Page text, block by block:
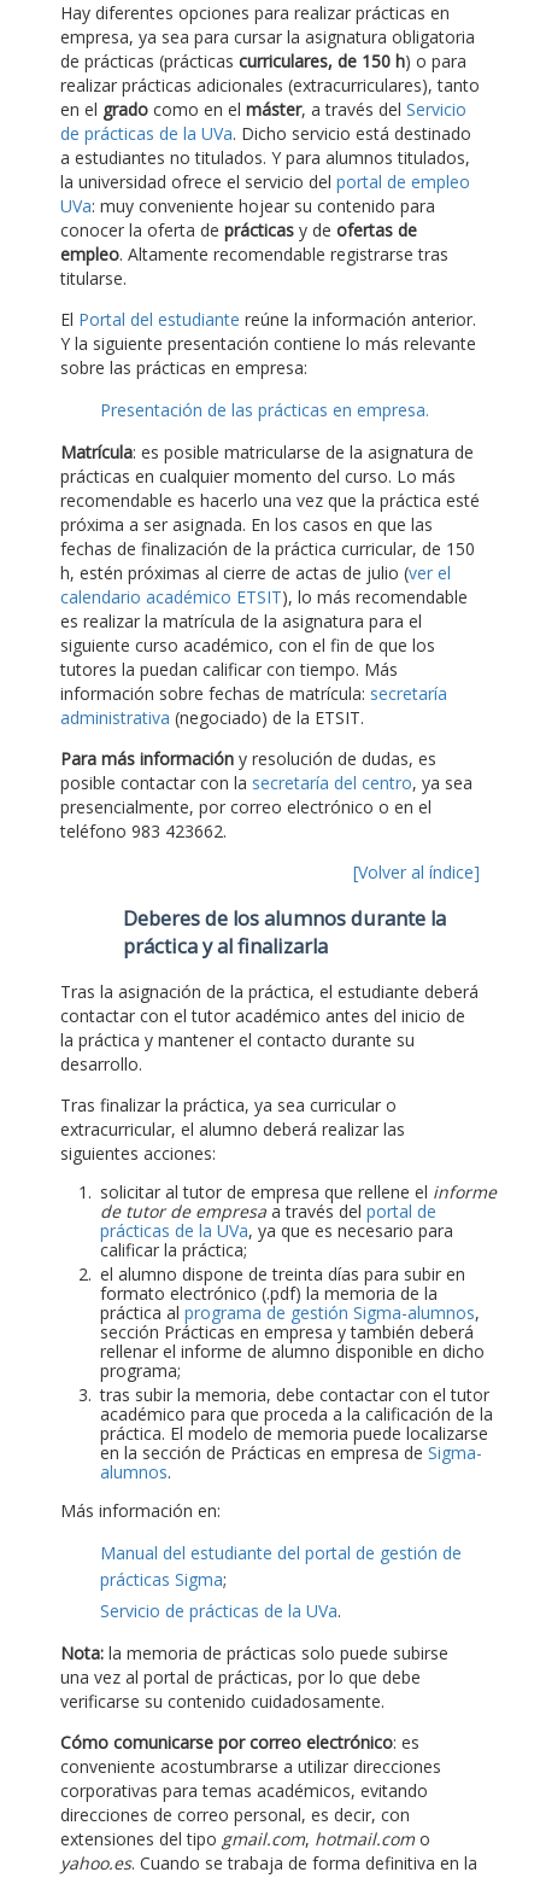
Hay diferentes opciones para realizar prácticas en
empresa, ya sea para cursar la asignatura obligatoria
de prácticas (prácticas curriculares, de 150 h) o para
realizar prácticas adicionales (extracurriculares), tanto
en el grado como en el máster, a través del Servicio
de prácticas de la UVa. Dicho servicio está destinado
a estudiantes no titulados. Y para alumnos titulados,
la universidad ofrece el servicio del portal de empleo
UVa: muy conveniente hojear su contenido para
conocer la oferta de prácticas y de ofertas de
empleo. Altamente recomendable registrarse tras
titularse.
El Portal del estudiante reúne la información anterior.
Y la siguiente presentación contiene lo más relevante
sobre las prácticas en empresa:
Presentación de las prácticas en empresa.
Matrícula: es posible matricularse de la asignatura de
prácticas en cualquier momento del curso. Lo más
recomendable es hacerlo una vez que la práctica esté
próxima a ser asignada. En los casos en que las
fechas de finalización de la práctica curricular, de 150
h, estén próximas al cierre de actas de julio (ver el
calendario académico ETSIT), lo más recomendable
es realizar la matrícula de la asignatura para el
siguiente curso académico, con el fin de que los
tutores la puedan calificar con tiempo. Más
información sobre fechas de matrícula: secretaría
administrativa (negociado) de la ETSIT.
Para más información y resolución de dudas, es
posible contactar con la secretaría del centro, ya sea
presencialmente, por correo electrónico o en el
teléfono 983 423662.
[Volver al índice]
Deberes de los alumnos durante la
práctica y al finalizarla
Tras la asignación de la práctica, el estudiante deberá
contactar con el tutor académico antes del inicio de
la práctica y mantener el contacto durante su
desarrollo.
Tras finalizar la práctica, ya sea curricular o
extracurricular, el alumno deberá realizar las
siguientes acciones:
solicitar al tutor de empresa que rellene el informe
de tutor de empresa a través del portal de
prácticas de la UVa, ya que es necesario para
calificar la práctica;
el alumno dispone de treinta días para subir en
formato electrónico (.pdf) la memoria de la
práctica al programa de gestión Sigma-alumnos,
sección Prácticas en empresa y también deberá
rellenar el informe de alumno disponible en dicho
programa;
tras subir la memoria, debe contactar con el tutor
académico para que proceda a la calificación de la
práctica. El modelo de memoria puede localizarse
en la sección de Prácticas en empresa de Sigma-
alumnos.
Más información en:
Manual del estudiante del portal de gestión de
prácticas Sigma;
Servicio de prácticas de la UVa.
Nota: la memoria de prácticas solo puede subirse
una vez al portal de prácticas, por lo que debe
verificarse su contenido cuidadosamente.
Cómo comunicarse por correo electrónico: es
conveniente acostumbrarse a utilizar direcciones
corporativas para temas académicos, evitando
direcciones de correo personal, es decir, con
extensiones del tipo gmail.com, hotmail.como
yahoo.es. Cuando se trabaja de forma definitiva en la